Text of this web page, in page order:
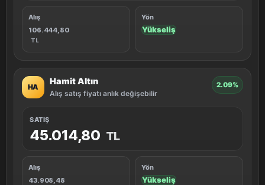
Alış
106.444,80
TL
Yön
Yükseliş
HA
Hamit Altın
Alış satış fiyatı anlık değişebilir
2.09%
SATIŞ
45.014,80 TL
Alış
43.908,48
Yön
Yükseliş